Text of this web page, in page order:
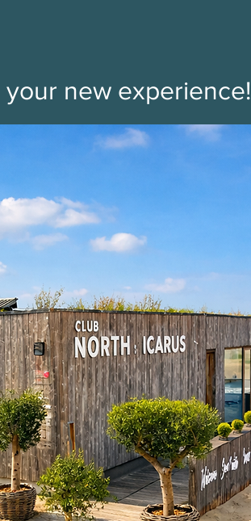
your new experience!